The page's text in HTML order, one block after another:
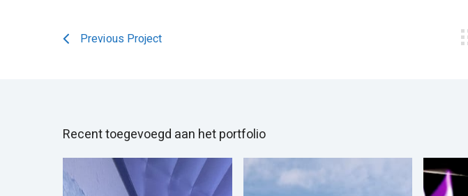
Previous Project
Recent toegevoegd aan het portfolio